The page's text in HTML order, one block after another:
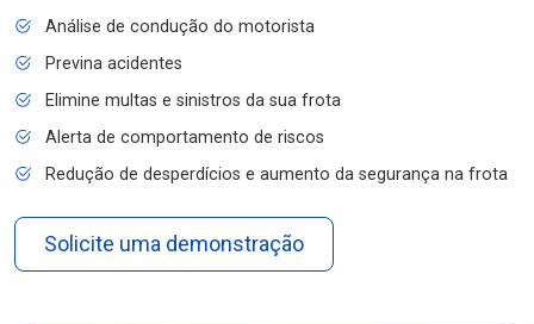
Análise de condução do motorista
Previna acidentes
Elimine multas e sinistros da sua frota
Alerta de comportamento de riscos
Redução de desperdícios e aumento da segurança na frota
Solicite uma demonstração